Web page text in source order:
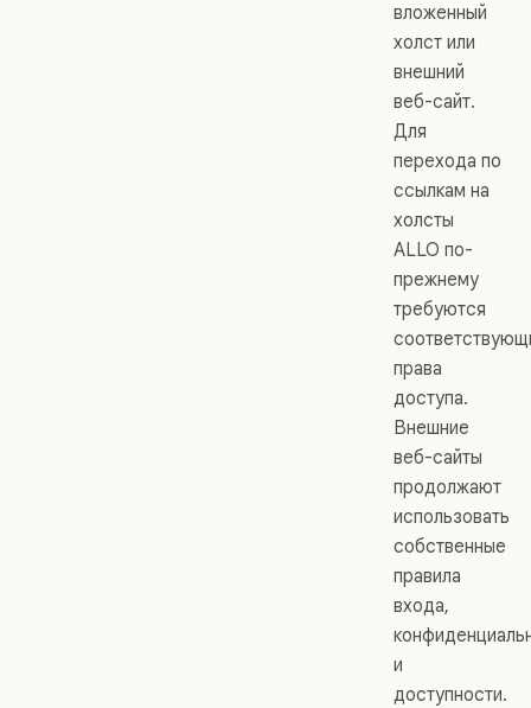
вложенный
холст или
внешний
веб-сайт.
Для
перехода по
ссылкам на
холсты
ALLO по-
прежнему
требуются
права
доступа.
Внешние
веб-сайты
продолжают
использовать
собственные
правила
входа,
и
доступности.